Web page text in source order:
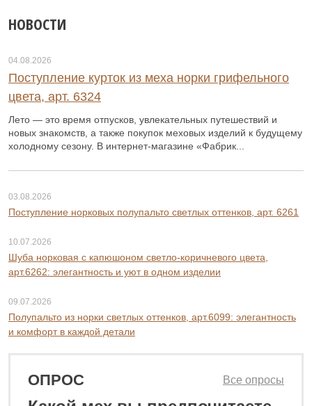
₽
НОВОСТИ
04.08.2026
Поступление курток из меха норки грифельного
цвета, арт. 6324
Лето — это время отпусков, увлекательных путешествий и
новых знакомств, а также покупок меховых изделий к будущему
холодному сезону. В интернет-магазине «Фабрик...
03.08.2026
Поступление норковых полупальто светлых оттенков, арт. 6261
10.07.2026
Шуба норковая с капюшоном светло-коричневого цвета,
арт.6262: элегантность и уют в одном изделии
09.07.2026
Полупальто из норки светлых оттенков, арт.6099: элегантность
и комфорт в каждой детали
ОПРОС Все опросы